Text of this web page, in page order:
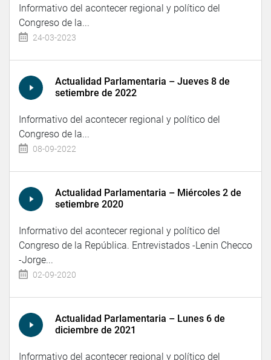
Informativo del acontecer regional y político del
Congreso de la...
24-03-2023
Actualidad Parlamentaria – Jueves 8 de
setiembre de 2022
Informativo del acontecer regional y político del
Congreso de la...
08-09-2022
Actualidad Parlamentaria – Miércoles 2 de
setiembre 2020
Informativo del acontecer regional y político del
Congreso de la República. Entrevistados -Lenin Checco
-Jorge...
02-09-2020
Actualidad Parlamentaria – Lunes 6 de
diciembre de 2021
Informativo del acontecer regional y político del